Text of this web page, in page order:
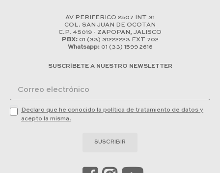
AV PERIFERICO 2507 INT 31
COL. SAN JUAN DE OCOTAN
C.P. 45019 - ZAPOPAN, JALISCO
PBX: 01 (33) 31222223 EXT 702
Whatsapp:01 (33) 1599 2616
SUSCRÍBETE A NUESTRO NEWSLETTER
Declaro que he conocido la política de tratamiento de datos y
acepto la misma.
SUSCRIBIR